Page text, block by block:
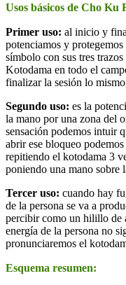
Usos básicos de Cho Ku
Primer uso: al inicio y
potenciamos y
símbolo con sus tres
Kotodama en todo el
finalizar la sesión lo
Segundo uso: es la
la mano por una zona del
sensación podemos intuir
abrir ese bloqueo
repitiendo el kotodama 3
poniendo una mano sobre
Tercer uso: cuando hay
de la persona se va a
percibir como un hilillo de
energía de la persona no
pronunciaremos el
Esquema resumen: